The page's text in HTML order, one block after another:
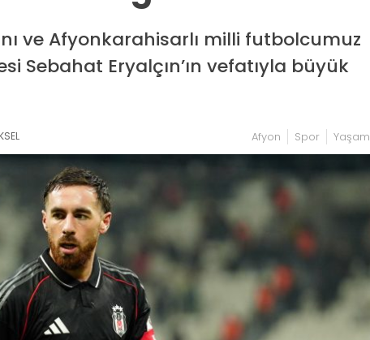
ve Afyonkarahisarlı milli futbolcumuz
Sebahat Eryalçın’ın vefatıyla büyük
Afyon Spor Yaşam